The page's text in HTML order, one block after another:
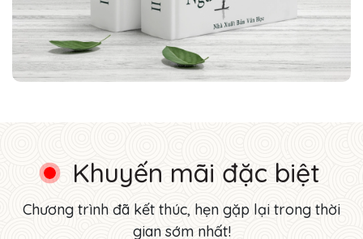
Khuyến mãi đặc biệt
Chương trình đã kết thúc, hẹn gặp lại trong thời
gian sớm nhất!